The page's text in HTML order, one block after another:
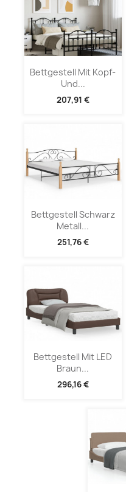
Bettgestell Mit Kopf-
Und...
207,91 €
Bettgestell Schwarz
Metall...
251,76 €
Bettgestell Mit LED
Braun...
296,16 €